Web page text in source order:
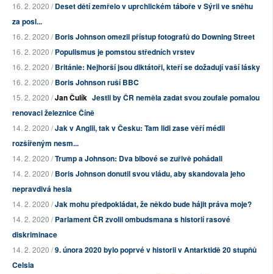
16. 2. 2020 /Deset dětí zemřelo v uprchlickém táboře v Sýrii ve sněhu
za posl...
16. 2. 2020 /Boris Johnson omezil přístup fotografů do Downing Street
16. 2. 2020 /Populismus je pomstou středních vrstev
16. 2. 2020 /Británie: Nejhorší jsou diktátoři, kteří se dožadují vaší lásky
16. 2. 2020 /Boris Johnson ruší BBC
15. 2. 2020 /Jan Čulík Jestli by ČR neměla zadat svou zoufale pomalou
renovaci železnice Číně
14. 2. 2020 /Jak v Anglii, tak v Česku: Tam lidi zase věří médii
rozšířeným nesm...
14. 2. 2020 /Trump a Johnson: Dva blbové se zuřivě pohádali
14. 2. 2020 /Boris Johnson donutil svou vládu, aby skandovala jeho
nepravdivá hesla
14. 2. 2020 /Jak mohu předpokládat, že někdo bude hájit práva moje?
14. 2. 2020 /Parlament ČR zvolil ombudsmana s historií rasové
diskriminace
14. 2. 2020 /9. února 2020 bylo poprvé v historii v Antarktidě 20 stupňů
Celsia